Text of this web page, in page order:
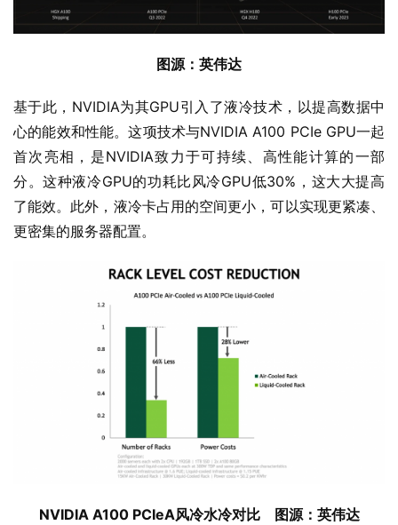
图源：英伟达
基于此，NVIDIA为其GPU引入了液冷技术，以提高数据中
心的能效和性能。这项技术与NVIDIA A100 PCIe GPU一起
首次亮相，是NVIDIA致力于可持续、高性能计算的一部
分。这种液冷GPU的功耗比风冷GPU低30%，这大大提高
了能效。此外，液冷卡占用的空间更小，可以实现更紧凑、
更密集的服务器配置。
NVIDIA A100 PCIeA风冷水冷对比    图源：英伟达